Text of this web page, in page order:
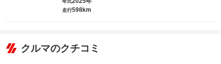
走行598km
クルマのクチコミ